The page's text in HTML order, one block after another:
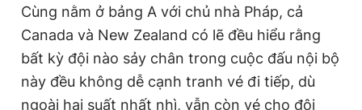
Cùng nằm ở bảng A với chủ nhà Pháp, cả
Canada và New Zealand có lẽ đều hiểu rằng
bất kỳ đội nào sảy chân trong cuộc đấu nội bộ
này đều không dễ cạnh tranh vé đi tiếp, dù
ngoài hai suất nhất nhì, vẫn còn vé cho đội